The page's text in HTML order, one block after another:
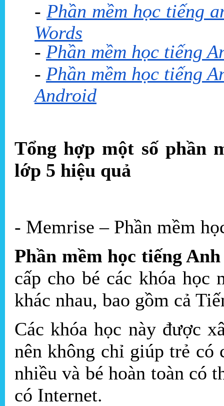
- Phần mềm học tiếng
Words
- Phần mềm học tiếng
- Phần mềm học tiếng
Android
Tổng hợp một số phần
lớp 5 hiệu quả
- Memrise – Phần mềm
Phần mềm học tiếng
cấp cho bé các khóa
khác nhau, bao gồm cả
Các khóa học này được
nên không chỉ giúp trẻ
nhiều và bé hoàn toàn có
có Internet.